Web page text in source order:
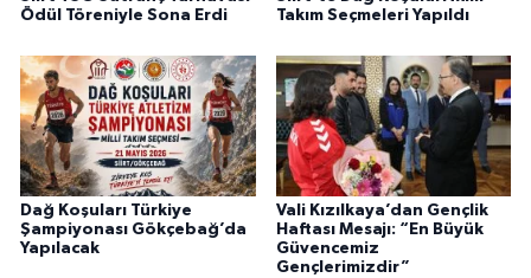
Ödül Töreniyle Sona Erdi
Takım Seçmeleri Yapıldı
Dağ Koşuları Türkiye
Şampiyonası Gökçebağ’da
Yapılacak
Vali Kızılkaya’dan Gençlik
Haftası Mesajı: “En Büyük
Güvencemiz
Gençlerimizdir”